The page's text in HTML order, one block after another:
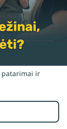
patarimai ir